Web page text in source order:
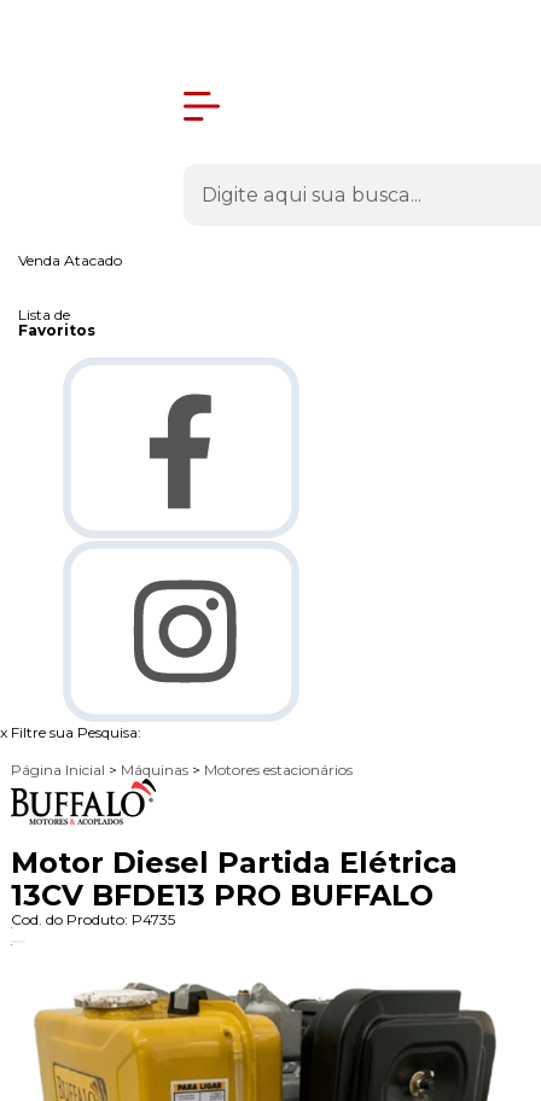
Venda Atacado
Lista de
Favoritos
x Filtre sua Pesquisa:
Página Inicial > Máquinas > Motores estacionários
Motor Diesel Partida Elétrica
13CV BFDE13 PRO BUFFALO
Cod. do Produto: P4735